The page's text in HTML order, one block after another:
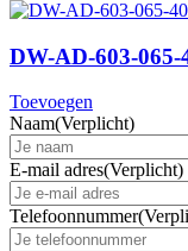
DW-AD-603-065-
Toevoegen
Naam(Verplicht)
E-mail adres(Verplicht)
Telefoonnummer